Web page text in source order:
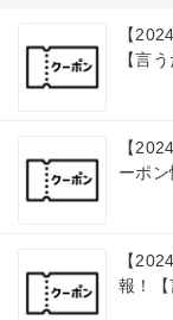
【
【言
【
ーポ
【
報！【